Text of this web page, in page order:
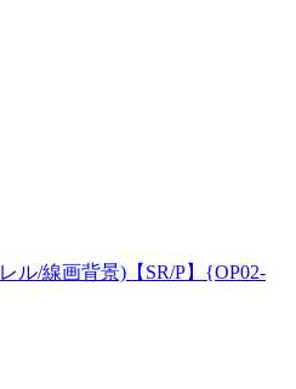
ル/線画背景)【SR/P】{OP02-